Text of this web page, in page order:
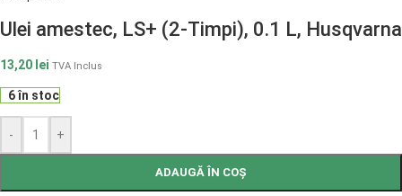
Ulei amestec, LS+ (2-Timpi), 0.1 L, Husqvarna
13,20 lei TVA Inclus
6 în stoc
- +
ADAUGĂ ÎN COȘ